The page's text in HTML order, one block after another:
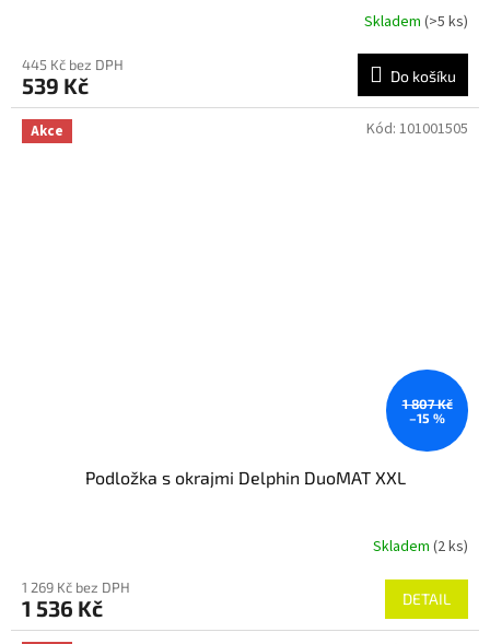
produktu
je
5,0
5
Skladem(>5 ks)
445 Kč bez DPH
539 Kč Do košíku
Akce
1 807 Kč
–15 %
Podložka s okrajmi Delphin DuoMAT XXL
Skladem (2 ks)
1 269 Kč bez DPH
1 536 Kč DETAIL
Kód: 101001505